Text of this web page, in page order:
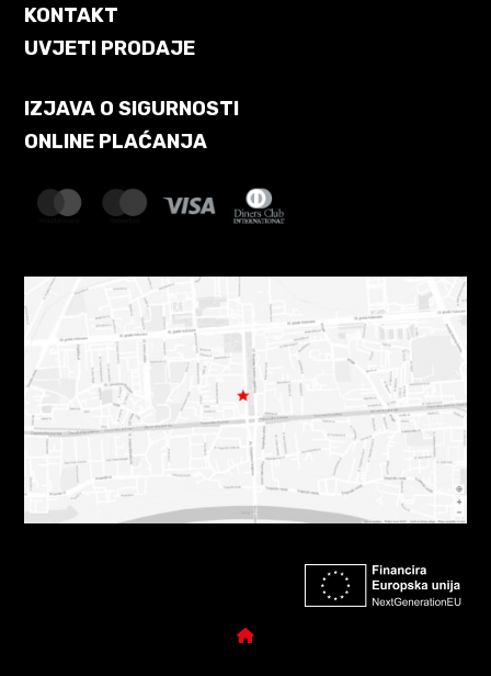
KONTAKT
UVJETI PRODAJE
IZJAVA O SIGURNOSTI
ONLINE PLAĆANJA